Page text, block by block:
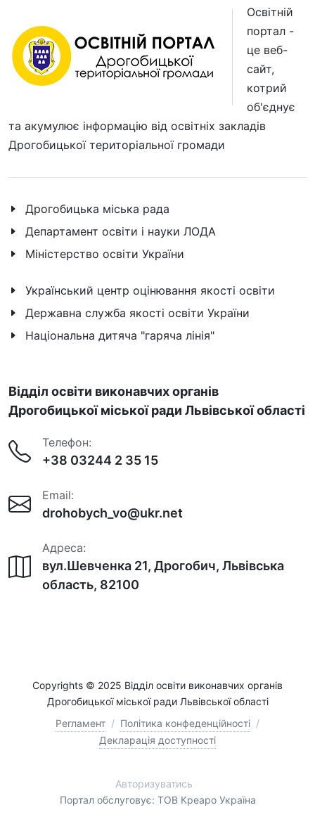
Освітній
портал -
це веб-
сайт,
котрий
об'єднує
та акумулює інформацію від освітніх закладів
Дрогобицької територіальної громади
Дрогобицька міська рада
Департамент освіти і науки ЛОДА
Міністерство освіти України
Український центр оцінювання якості освіти
Державна служба якості освіти України
Національна дитяча "гаряча лінія"
Відділ освіти виконавчих органів
Дрогобицької міської ради Львівської області
Телефон:
+38 03244 2 35 15
Email:
drohobych_vo@ukr.net
Адреса:
вул.Шевченка 21, Дрогобич, Львівська
область, 82100
Copyrights © 2025 Відділ освіти виконавчих органів
Дрогобицької міської ради Львівської області
Регламент / Політика конфеденційності /
Декларація доступності
Авторизуватись
Портал обслуговує: ТОВ Креаро Україна